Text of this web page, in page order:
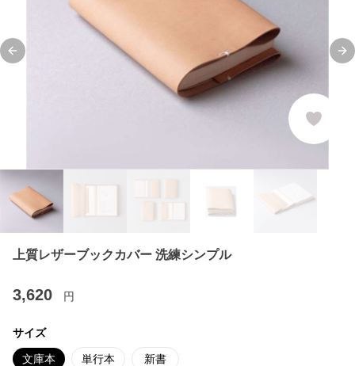
Previous slide
上質レザーブックカバー 洗練シンプル
3,620 円
サイズ
文庫本 単行本 新書